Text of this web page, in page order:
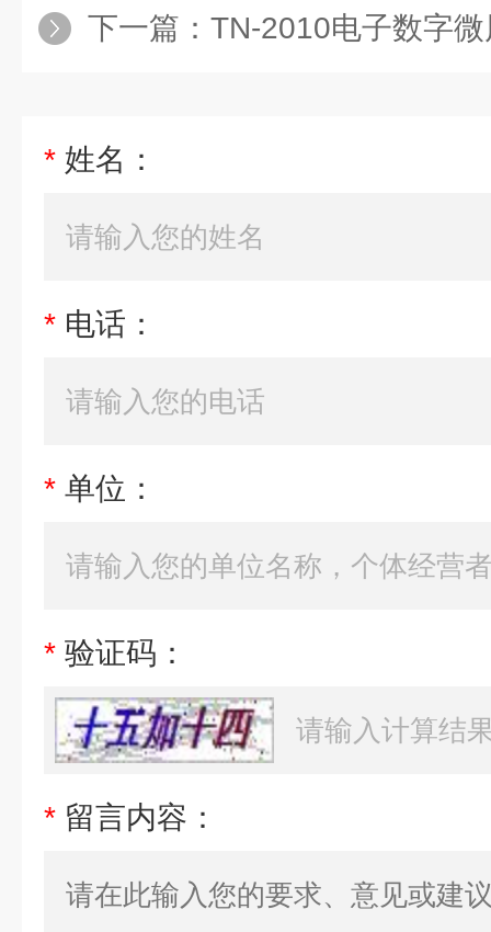
下一篇： TN-2010电子数字
* 姓名：
* 电话：
* 单位：
* 验证码：
* 留言内容：